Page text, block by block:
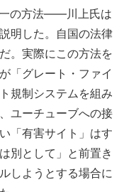
の方法――川上氏は
明した。自国の法律
。実際にこの方法を
「グレート・ファイ
規制システムを組み
ユーチューブへの接
「有害サイト」はす
別として」と前置き
しようとする場合に